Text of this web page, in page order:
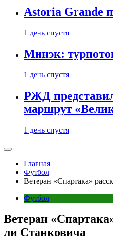
Astoria Grande
1 день спустя
Минэк:
1 день спустя
РЖД
маршрут
1 день спустя
Главная
Футбол
Ветеран «Спартака»
Футбол
Ветеран
ли Станковича